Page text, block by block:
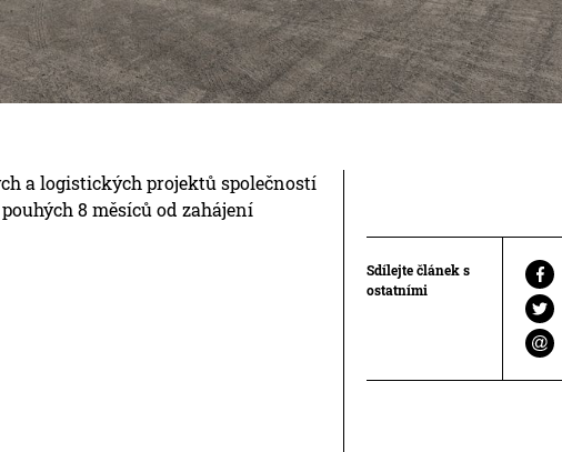
a logistických projektů společností
8 měsíců od zahájení
Sdílejte článek s
ostatními